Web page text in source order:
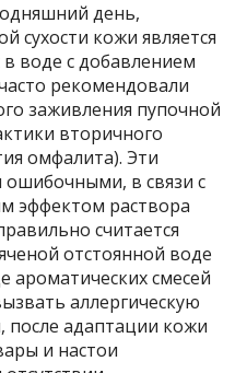
день,
сухости кожи является
воде с добавлением
рекомендовали
заживления пупочной
вторичного
омфалита). Эти
в связи с
эффектом раствора
считается
отстоянной воде
ароматических смесей
аллергическую
адаптации кожи
и настои